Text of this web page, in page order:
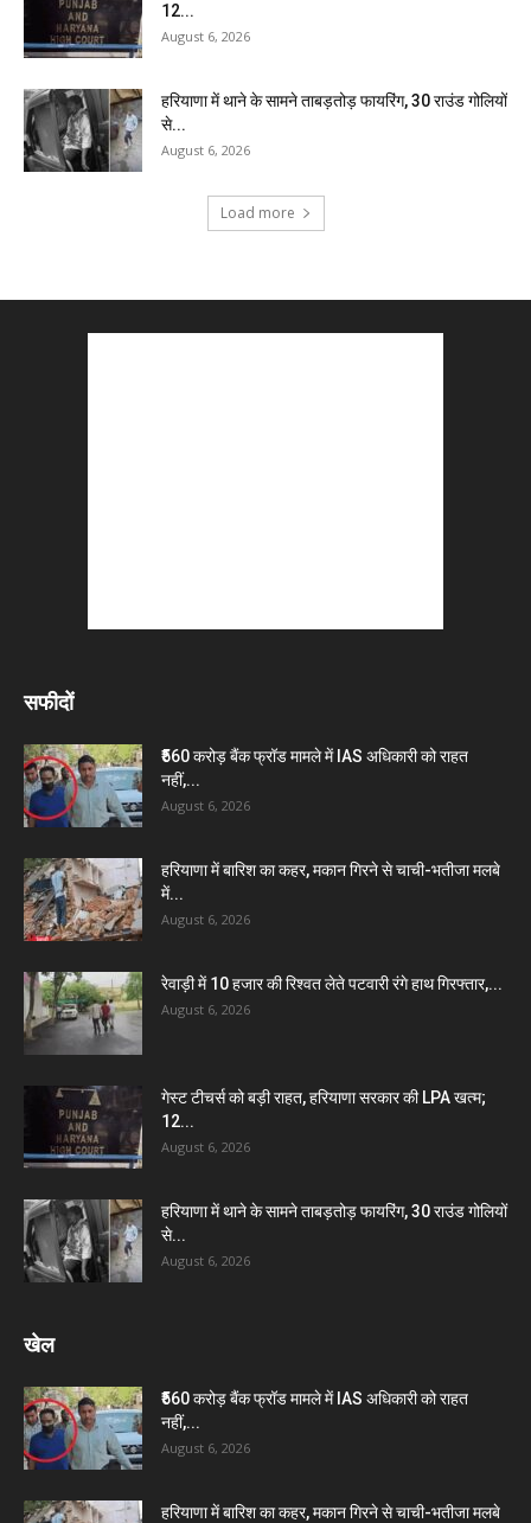
12...
August 6, 2026
हरियाणा में थाने के सामने ताबड़तोड़ फायरिंग, 30 राउंड गोलियों
से...
August 6, 2026
Load more
सफीदों
₹560 करोड़ बैंक फ्रॉड मामले में IAS अधिकारी को राहत
नहीं,...
August 6, 2026
हरियाणा में बारिश का कहर, मकान गिरने से चाची-भतीजा मलबे
में...
August 6, 2026
रेवाड़ी में 10 हजार की रिश्वत लेते पटवारी रंगे हाथ गिरफ्तार,...
August 6, 2026
गेस्ट टीचर्स को बड़ी राहत, हरियाणा सरकार की LPA खत्म;
12...
August 6, 2026
हरियाणा में थाने के सामने ताबड़तोड़ फायरिंग, 30 राउंड गोलियों
से...
August 6, 2026
खेल
₹560 करोड़ बैंक फ्रॉड मामले में IAS अधिकारी को राहत
नहीं,...
August 6, 2026
हरियाणा में बारिश का कहर, मकान गिरने से चाची-भतीजा मलबे